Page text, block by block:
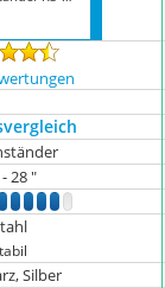
28 "
5 6 7 8 9 10
Silber